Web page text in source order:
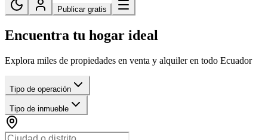
Publicar gratis
Encuentra tu hogar ideal
Explora miles de propiedades en venta y alquiler en todo Ecuador
Tipo de operación
Tipo de inmueble